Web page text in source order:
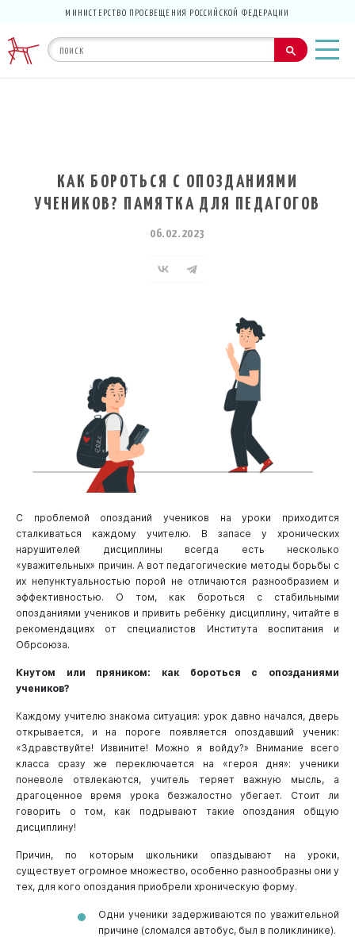
МИНИСТЕРСТВО ПРОСВЕЩЕНИЯ РОССИЙСКОЙ ФЕДЕРАЦИИ
КАК БОРОТЬСЯ С ОПОЗДАНИЯМИ
УЧЕНИКОВ? ПАМЯТКА ДЛЯ ПЕДАГОГОВ
06.02.2023
С проблемой опозданий учеников на уроки приходится
сталкиваться каждому учителю. В запасе у хронических
нарушителей дисциплины всегда есть несколько
«уважительных» причин. А вот педагогические методы борьбы с
их непунктуальностью порой не отличаются разнообразием и
эффективностью. О том, как бороться с стабильными
опозданиями учеников и привить ребёнку дисциплину, читайте в
рекомендациях от специалистов Института воспитания и
Обрсоюза.
Кнутом или пряником: как бороться с опозданиями
учеников?
Каждому учителю знакома ситуация: урок давно начался, дверь
открывается, и на пороге появляется опоздавший ученик:
«Здравствуйте! Извините! Можно я войду?» Внимание всего
класса сразу же переключается на «героя дня»: ученики
поневоле отвлекаются, учитель теряет важную мысль, а
драгоценное время урока безжалостно убегает. Стоит ли
говорить о том, как подрывают такие опоздания общую
дисциплину!
Причин, по которым школьники опаздывают на уроки,
существует огромное множество, особенно разнообразны они у
тех, для кого опоздания приобрели хроническую форму.
Одни ученики задерживаются по уважительной
причине (сломался автобус, был в поликлинике).